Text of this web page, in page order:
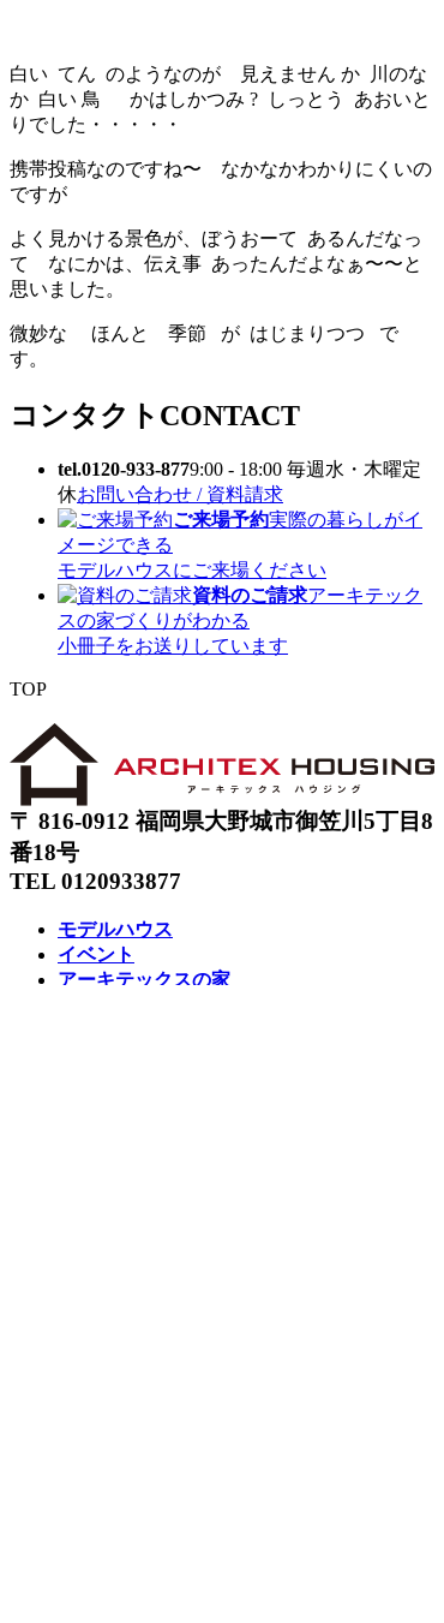
白い てん のようなのが 見えません か 川のな
か 白い 鳥 かはしかつみ ? しっとう あおいと
りでした・・・・・
携帯投稿なのですね〜 なかなかわかりにくいの
ですが
よく見かける景色が、ぼうおーて あるんだなっ
て なにかは、伝え事 あったんだよなぁ〜〜と
思いました。
微妙な ほんと 季節 が はじまりつつ で
す。
コンタクト CONTACT
tel.0120-933-8779:00 - 18:00 毎週水・木曜定
休お問い合わせ / 資料請求
ご来場予約実際の暮らしがイ
メージできる
モデルハウスにご来場ください
資料のご請求アーキテック
スの家づくりがわかる
小冊子をお送りしています
TOP
〒 816-0912 福岡県大野城市御笠川5丁目8
番18号
TEL 0120933877
モデルハウス
イベント
アーキテックスの家